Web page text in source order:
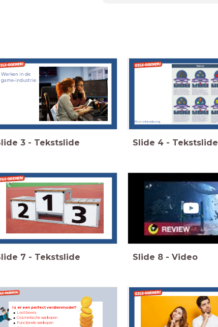
Werken in de
game-industrie
3 - Tekstslide
Bron: wikipedia.org
Slide 4 - Tekstslide
7 - Tekstslide Slide 8 - Video
Is er een perfect verdienmodel?
Loot boxes
Cosmetische aankopen
Functionele aankopen